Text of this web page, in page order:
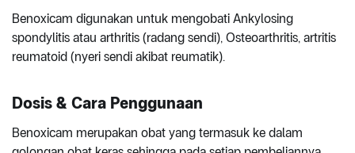
Benoxicam digunakan untuk mengobati Ankylosing
spondylitis atau arthritis (radang sendi), Osteoarthritis, artritis
reumatoid (nyeri sendi akibat reumatik).
Dosis & Cara Penggunaan
Benoxicam merupakan obat yang termasuk ke dalam